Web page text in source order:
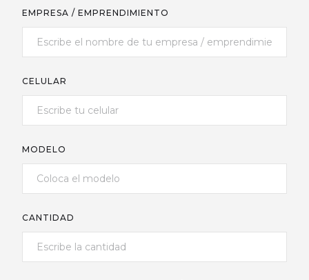
EMPRESA / EMPRENDIMIENTO
CELULAR
MODELO
CANTIDAD